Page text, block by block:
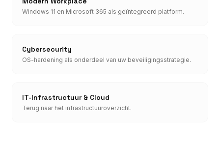
Windows 11 en Microsoft 365 als geïntegreerd platform.
Cybersecurity
OS-hardening als onderdeel van uw beveiligingsstrategie.
IT-Infrastructuur & Cloud
Terug naar het infrastructuuroverzicht.